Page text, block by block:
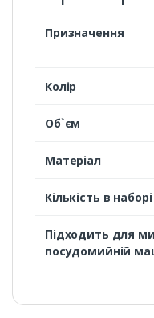
Призначення
Колір
Об`єм
Матеріал
Кількість в наборі
Підходить для
посудомийній